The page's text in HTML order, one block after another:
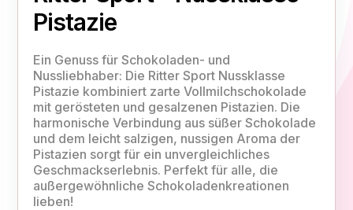
Pistazie
Ein Genuss für Schokoladen- und
Nussliebhaber: Die Ritter Sport Nussklasse
Pistazie kombiniert zarte Vollmilchschokolade
mit gerösteten und gesalzenen Pistazien. Die
harmonische Verbindung aus süßer Schokolade
und dem leicht salzigen, nussigen Aroma der
Pistazien sorgt für ein unvergleichliches
Geschmackserlebnis. Perfekt für alle, die
außergewöhnliche Schokoladenkreationen
lieben!